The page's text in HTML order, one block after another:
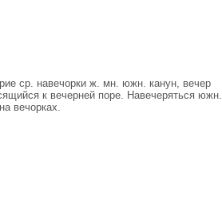
ср. навечорки ж. мн. южн. канун, вечер
к вечерней поре. Навечеряться южн.
вечорках.